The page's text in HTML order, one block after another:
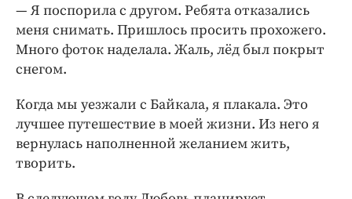
— Я поспорила с другом. Ребята отказались
меня снимать. Пришлось просить прохожего.
Много фоток наделала. Жаль, лёд был покрыт
снегом.
Когда мы уезжали с Байкала, я плакала. Это
лучшее путешествие в моей жизни. Из него я
вернулась наполненной желанием жить,
творить.